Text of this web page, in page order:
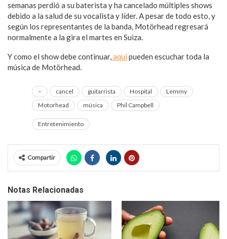
semanas perdió a su baterista y ha cancelado múltiples shows
debido a la salud de su vocalista y líder. A pesar de todo esto, y
según los representantes de la banda, Motörhead regresará
normalmente a la gira el martes en Suiza.
Y como el show debe continuar,aquípueden escuchar toda la
música de Motörhead.
– cancel guitarrista Hospital
Lemmy
Motorhead
música Phil Campbell
Entretenimiento
Compartir
Notas Relacionadas